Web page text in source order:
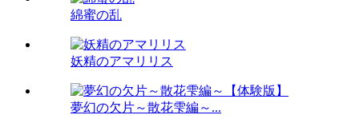
綿蜜の乱
妖精のアマリリス
夢幻の欠片～散花雫編～...